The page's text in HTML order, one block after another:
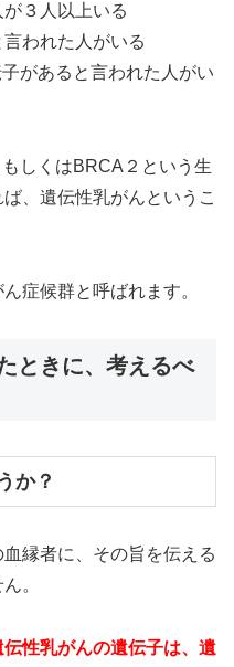
３人以上いる
われた人がいる
があると言われた人がい
しくはBRCA２という生
、遺伝性乳がんというこ
症候群と呼ばれます。
ときに、考えるべ
か？
縁者に、その旨を伝える
。
性乳がんの遺伝子は、遺